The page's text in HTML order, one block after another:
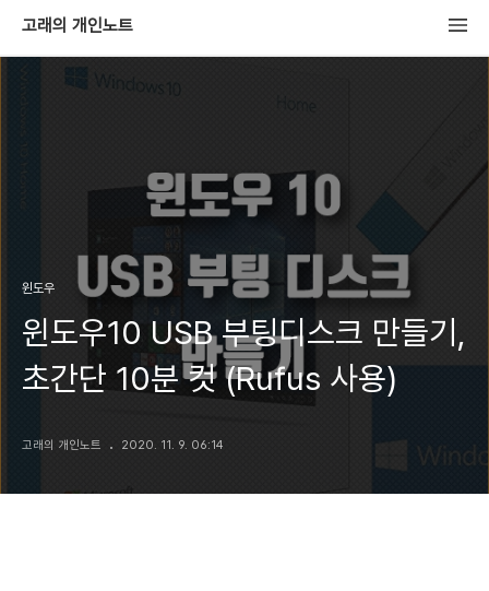
고래의 개인노트
윈도우
윈도우10 USB 부팅디스크 만들기,
초간단 10분 컷 (Rufus 사용)
고래의 개인노트 2020. 11. 9. 06:14